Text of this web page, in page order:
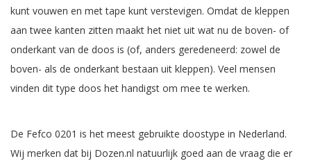
kunt vouwen en met tape kunt verstevigen. Omdat de kleppen
aan twee kanten zitten maakt het niet uit wat nu de boven- of
onderkant van de doos is (of, anders geredeneerd: zowel de
boven- als de onderkant bestaan uit kleppen). Veel mensen
vinden dit type doos het handigst om mee te werken.
De Fefco 0201 is het meest gebruikte doostype in Nederland.
Wij merken dat bij Dozen.nl natuurlijk goed aan de vraag die er